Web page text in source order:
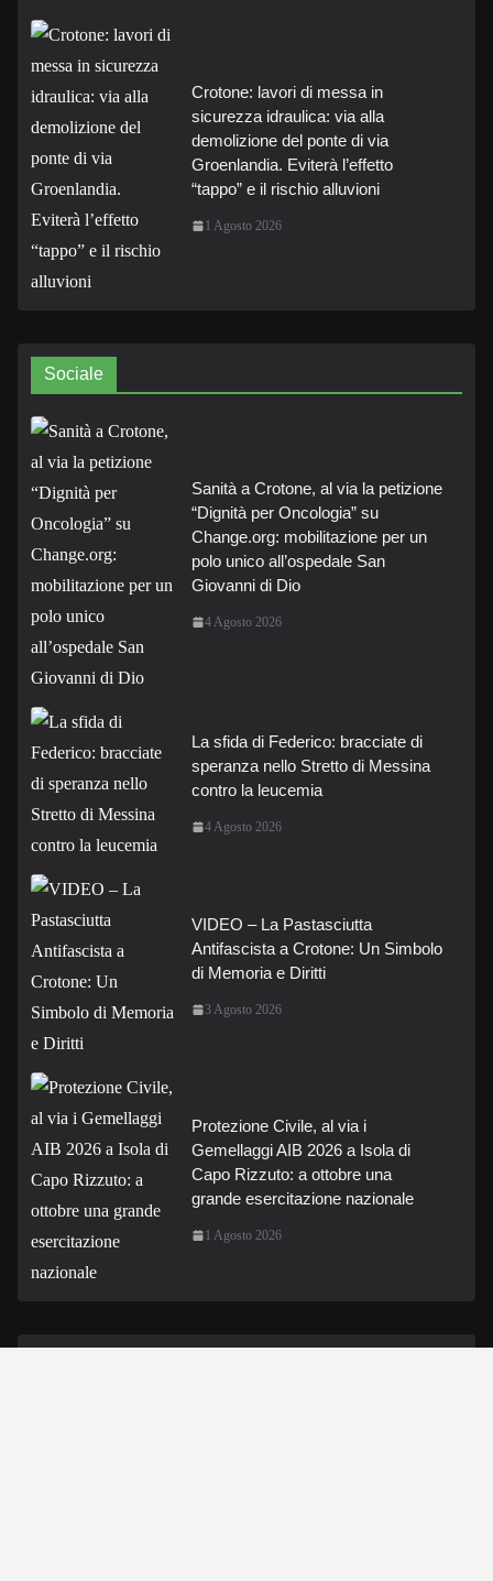
Crotone: lavori di messa in
sicurezza idraulica: via alla
demolizione del ponte di via
Groenlandia. Eviterà l’effetto
“tappo” e il rischio alluvioni
1 Agosto 2026
Sociale
Sanità a Crotone, al via la petizione
“Dignità per Oncologia” su
Change.org: mobilitazione per un
polo unico all’ospedale San
Giovanni di Dio
4 Agosto 2026
La sfida di Federico: bracciate di
speranza nello Stretto di Messina
contro la leucemia
4 Agosto 2026
VIDEO – La Pastasciutta
Antifascista a Crotone: Un Simbolo
di Memoria e Diritti
3 Agosto 2026
Protezione Civile, al via i
Gemellaggi AIB 2026 a Isola di
Capo Rizzuto: a ottobre una
grande esercitazione nazionale
1 Agosto 2026